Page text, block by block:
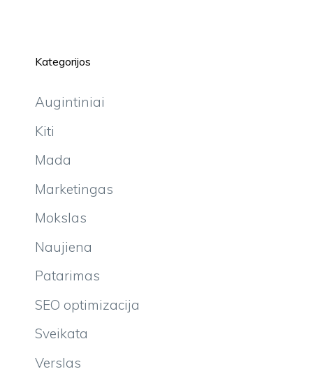
Kategorijos
Augintiniai
Kiti
Mada
Marketingas
Mokslas
Naujiena
Patarimas
SEO optimizacija
Sveikata
Verslas